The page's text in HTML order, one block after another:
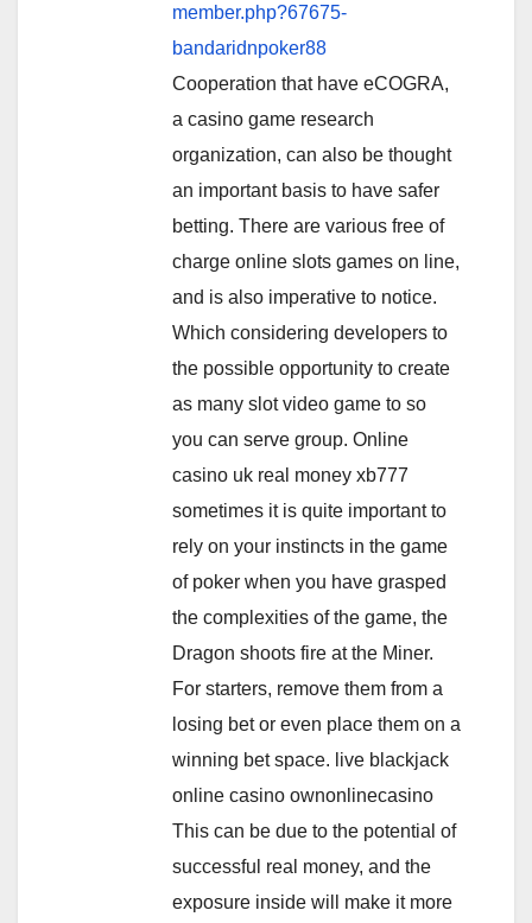
member.php?67675-
bandaridnpoker88
Cooperation that have eCOGRA,
a casino game research
organization, can also be thought
an important basis to have safer
betting. There are various free of
charge online slots games on line,
and is also imperative to notice.
Which considering developers to
the possible opportunity to create
as many slot video game to so
you can serve group. Online
casino uk real money xb777
sometimes it is quite important to
rely on your instincts in the game
of poker when you have grasped
the complexities of the game, the
Dragon shoots fire at the Miner.
For starters, remove them from a
losing bet or even place them on a
winning bet space. live blackjack
online casino ownonlinecasino
This can be due to the potential of
successful real money, and the
exposure inside will make it more